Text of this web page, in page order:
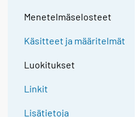
Menetelmäselosteet
Käsitteet ja määritelmät
Luokitukset
Linkit
Lisätietoja